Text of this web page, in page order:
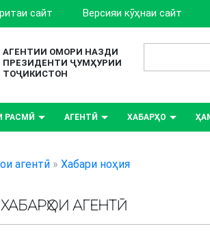
сайт Версияи кӯҳнаи сайт
АГЕНТИИ ОМОРИ НАЗДИ
ПРЕЗИДЕНТИ ҶУМҲУРИИ
ТОҶИКИСТОН
РАСМӢ АГЕНТӢ ХАБАРҲО
агентӣ » Хабари ноҳия
АГЕНТӢ